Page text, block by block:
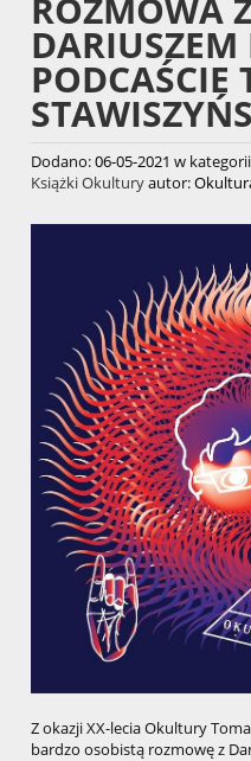
ROZMOWA
PODCAŚCIE
Dodano:06-05-2021 w
Książki Okulturyautor:
Z okazji XX-lecia Okultury
bardzo osobistą rozmowę z